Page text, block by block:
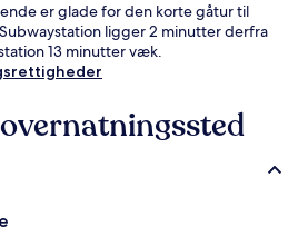
er glade for den korte gåtur til
ligger 2 minutter derfra
13 minutter væk.